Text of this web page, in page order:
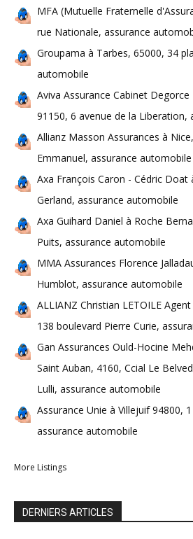
MFA (Mutuelle Fraternelle
rue Nationale, assurance
Groupama à Tarbes, 65000, 34
automobile
Aviva Assurance Cabinet
91150, 6 avenue de la Liberation,
Allianz Masson Assurances à
Emmanuel, assurance automobile
Axa François Caron - Cédric Doat
Gerland, assurance automobile
Axa Guihard Daniel à Roche
Puits, assurance automobile
MMA Assurances Florence
Humblot, assurance automobile
ALLIANZ Christian LETOILE
138 boulevard Pierre Curie,
Gan Assurances Ould-Hocine
Saint Auban, 4160, Ccial Le
Lulli, assurance automobile
Assurance Unie à Villejuif 94800,
assurance automobile
More Listings
DERNIERS ARTICLES